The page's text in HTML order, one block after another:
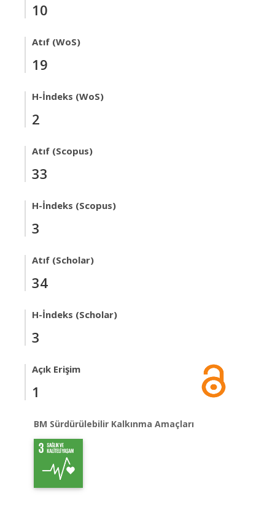
10
Atıf (WoS)
19
H-İndeks (WoS)
2
Atıf (Scopus)
33
H-İndeks (Scopus)
3
Atıf (Scholar)
34
H-İndeks (Scholar)
3
Açık Erişim
1
BM Sürdürülebilir Kalkınma Amaçları